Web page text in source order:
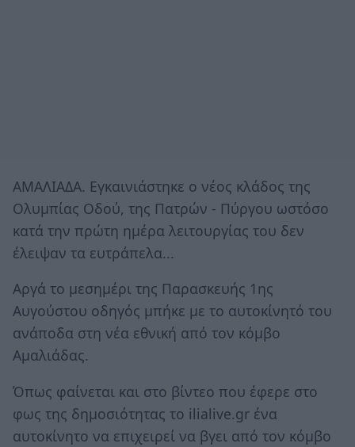
ΑΜΑΛΙΑΔΑ. Εγκαινιάστηκε ο νέος κλάδος της
Ολυμπίας Οδού, της Πατρών - Πύργου ωστόσο
κατά την πρώτη ημέρα λειτουργίας του δεν
έλειψαν τα ευτράπελα...
Αργά το μεσημέρι της Παρασκευής 1ης
Αυγούστου οδηγός μπήκε με το αυτοκίνητό του
ανάποδα στη νέα εθνική από τον κόμβο
Αμαλιάδας.
Όπως φαίνεται και στο βίντεο που έφερε στο
φως της δημοσιότητας το ilialive.gr ένα
αυτοκίνητο να επιχειρεί να βγει από τον κόμβο